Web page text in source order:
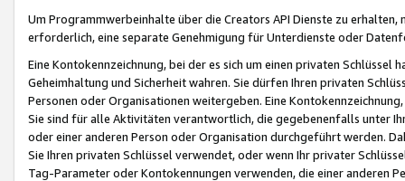
Um Programmwerbeinhalte über die Creators API Dienste zu
erforderlich, eine separate Genehmigung für Unterdienste oder
Eine Kontokennzeichnung, bei der es sich um einen privaten
Geheimhaltung und Sicherheit wahren. Sie dürfen Ihren privaten
Personen oder Organisationen weitergeben. Eine
Sie sind für alle Aktivitäten verantwortlich, die gegebenenfalls unter
oder einer anderen Person oder Organisation durchgeführt werden.
Sie Ihren privaten Schlüssel verwendet, oder wenn Ihr privater
Tag-Parameter oder Kontokennungen verwenden, die einer anderen